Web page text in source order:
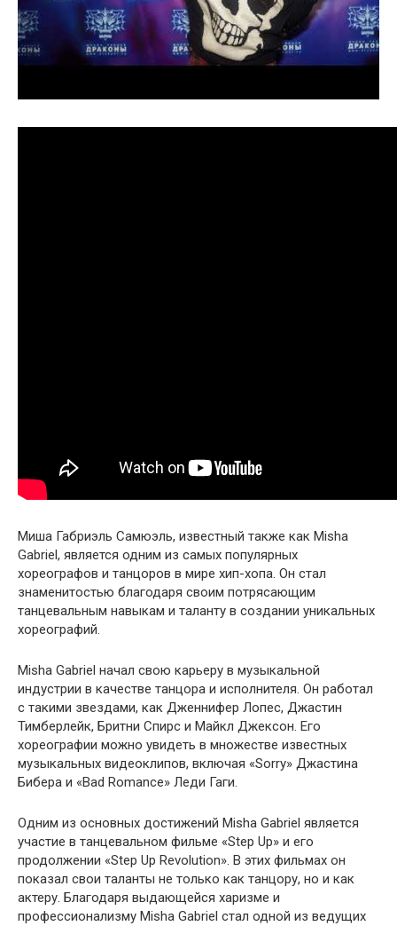
Миша Габриэль Самюэль, известный также как Misha
Gabriel, является одним из самых популярных
хореографов и танцоров в мире хип-хопа. Он стал
знаменитостью благодаря своим потрясающим
танцевальным навыкам и таланту в создании уникальных
хореографий.
Misha Gabriel начал свою карьеру в музыкальной
индустрии в качестве танцора и исполнителя. Он работал
с такими звездами, как Дженнифер Лопес, Джастин
Тимберлейк, Бритни Спирс и Майкл Джексон. Его
хореографии можно увидеть в множестве известных
музыкальных видеоклипов, включая «Sorry» Джастина
Бибера и «Bad Romance» Леди Гаги.
Одним из основных достижений Misha Gabriel является
участие в танцевальном фильме «Step Up» и его
продолжении «Step Up Revolution». В этих фильмах он
показал свои таланты не только как танцору, но и как
актеру. Благодаря выдающейся харизме и
профессионализму Misha Gabriel стал одной из ведущих